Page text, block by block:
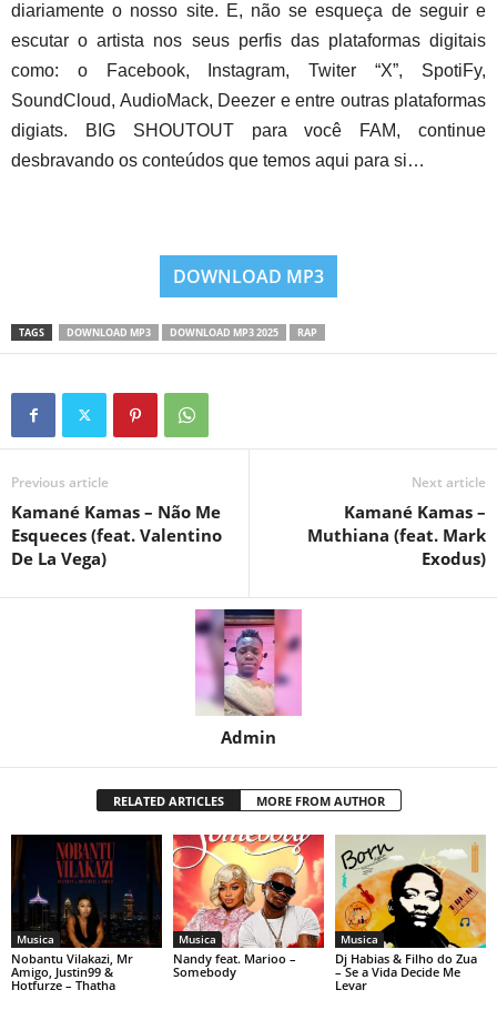
diariamente o nosso site. E, não se esqueça de seguir e
escutar o artista nos seus perfis das plataformas digitais
como: o Facebook, Instagram, Twiter “X”, SpotiFy,
SoundCloud, AudioMack, Deezer e entre outras plataformas
digiats. BIG SHOUTOUT para você FAM, continue
desbravando os conteúdos que temos aqui para si…
DOWNLOAD MP3
TAGS DOWNLOAD MP3 DOWNLOAD MP3 2025 RAP
Previous article
Kamané Kamas – Não Me
Esqueces (feat. Valentino
De La Vega)
Next article
Kamané Kamas –
Muthiana (feat. Mark
Exodus)
Admin
RELATED ARTICLES MORE FROM AUTHOR
Musica
Nobantu Vilakazi, Mr
Amigo, Justin99 &
Hotfurze – Thatha
Musica
Nandy feat. Marioo –
Somebody
Musica
Dj Habias & Filho do Zua
– Se a Vida Decide Me
Levar